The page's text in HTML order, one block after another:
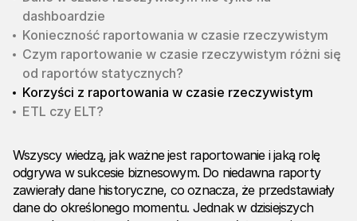
dashboardzie
Konieczność raportowania w czasie rzeczywistym
Czym raportowanie w czasie rzeczywistym różni się
od raportów statycznych?
Korzyści z raportowania w czasie rzeczywistym
ETL czy ELT?
Wszyscy wiedzą, jak ważne jest raportowanie i jaką rolę
odgrywa w sukcesie biznesowym. Do niedawna raporty
zawierały dane historyczne, co oznacza, że przedstawiały
dane do określonego momentu. Jednak w dzisiejszych